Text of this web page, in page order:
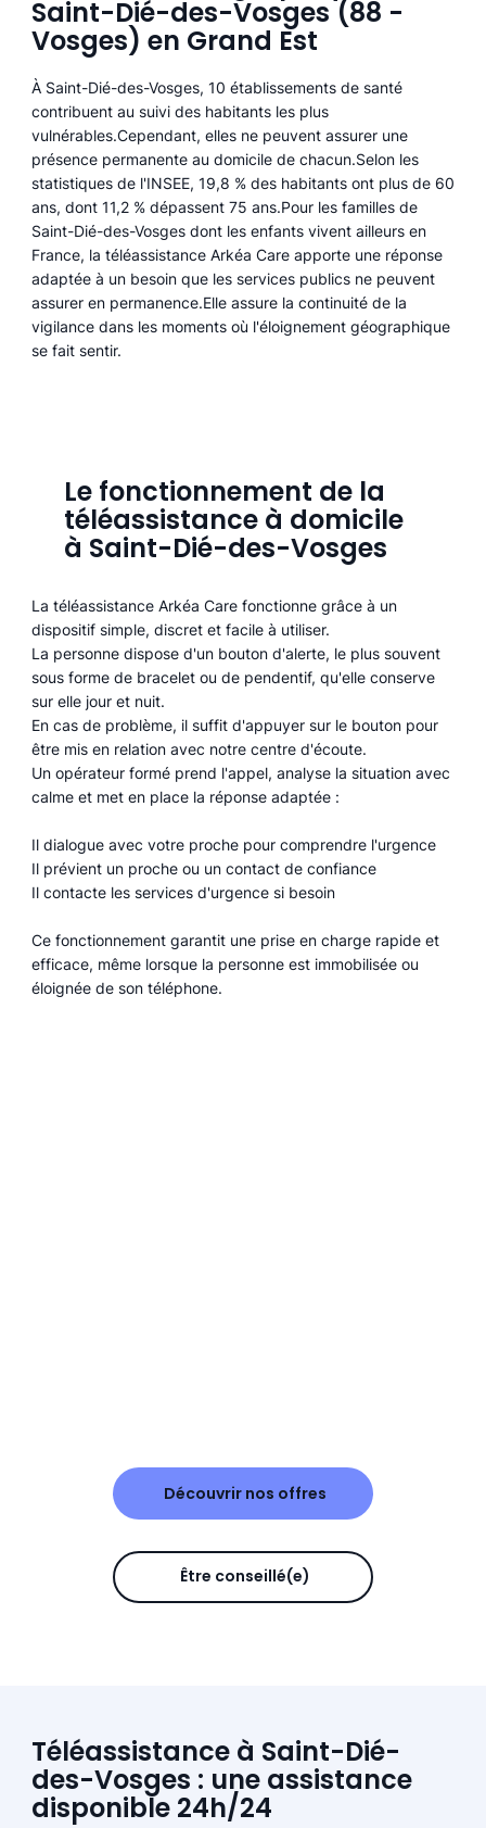
Saint-Dié-des-Vosges (88 -
Vosges) en Grand Est
À Saint-Dié-des-Vosges, 10 établissements de santé
contribuent au suivi des habitants les plus
vulnérables.Cependant, elles ne peuvent assurer une
présence permanente au domicile de chacun.Selon les
statistiques de l'INSEE, 19,8 % des habitants ont plus de 60
ans, dont 11,2 % dépassent 75 ans.Pour les familles de
Saint-Dié-des-Vosges dont les enfants vivent ailleurs en
France, la téléassistance Arkéa Care apporte une réponse
adaptée à un besoin que les services publics ne peuvent
assurer en permanence.Elle assure la continuité de la
vigilance dans les moments où l'éloignement géographique
se fait sentir.
Découvrir nos offres
Être conseillé(e)
Le fonctionnement de la
téléassistance à domicile
à Saint-Dié-des-Vosges
La téléassistance Arkéa Care fonctionne grâce à un
dispositif simple, discret et facile à utiliser.
La personne dispose d'un bouton d'alerte, le plus souvent
sous forme de bracelet ou de pendentif, qu'elle conserve
sur elle jour et nuit.
En cas de problème, il suffit d'appuyer sur le bouton pour
être mis en relation avec notre centre d'écoute.
Un opérateur formé prend l'appel, analyse la situation avec
calme et met en place la réponse adaptée :
Il dialogue avec votre proche pour comprendre l'urgence
Il prévient un proche ou un contact de confiance
Il contacte les services d'urgence si besoin
Ce fonctionnement garantit une prise en charge rapide et
efficace, même lorsque la personne est immobilisée ou
éloignée de son téléphone.
Téléassistance à Saint-Dié-
des-Vosges : une assistance
disponible 24h/24